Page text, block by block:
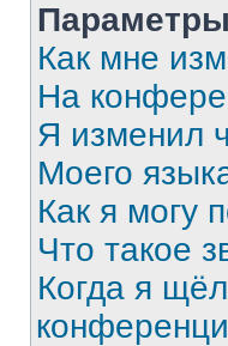
Как мне
На
Я изменил
Моего
Как я могу
Что такое
Когда я